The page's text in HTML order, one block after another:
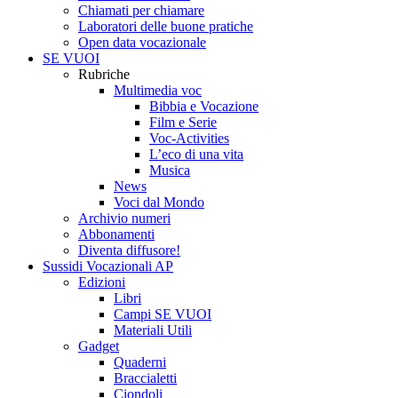
Chiamati per chiamare
Laboratori delle buone pratiche
Open data vocazionale
SE VUOI
Rubriche
Multimedia voc
Bibbia e Vocazione
Film e Serie
Voc-Activities
L’eco di una vita
Musica
News
Voci dal Mondo
Archivio numeri
Abbonamenti
Diventa diffusore!
Sussidi Vocazionali AP
Edizioni
Libri
Campi SE VUOI
Materiali Utili
Gadget
Quaderni
Braccialetti
Ciondoli